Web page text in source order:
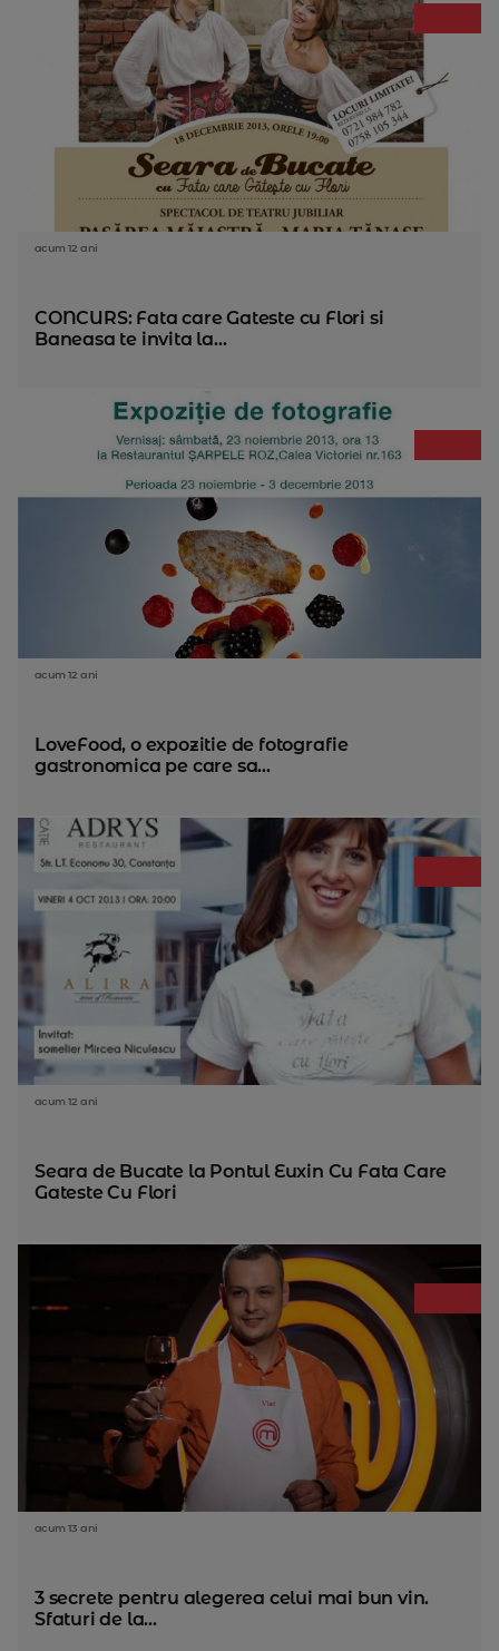
acum 12 ani
CONCURS: Fata care Gateste cu Flori si
Baneasa te invita la...
acum 12 ani
LoveFood, o expozitie de fotografie
gastronomica pe care sa...
acum 12 ani
Seara de Bucate la Pontul Euxin Cu Fata Care
Gateste Cu Flori
acum 13 ani
3 secrete pentru alegerea celui mai bun vin.
Sfaturi de la...